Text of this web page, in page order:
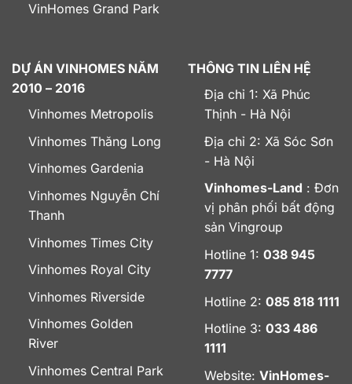
VinHomes Grand Park
DỰ ÁN VINHOMES NĂM
2010 – 2016
Vinhomes Metropolis
Vinhomes Thăng Long
Vinhomes Gardenia
Vinhomes Nguyễn Chí
Thanh
Vinhomes Times City
Vinhomes Royal City
Vinhomes Riverside
Vinhomes Golden
River
Vinhomes Central Park
THÔNG TIN LIÊN HỆ
Địa chỉ 1: Xã Phúc
Thịnh - Hà Nội
Địa chỉ 2: Xã Sóc Sơn
- Hà Nội
Vinhomes-Land : Đơn
vị phân phối bất động
sản Vingroup
Hotline 1: 038 945
7777
Hotline 2: 085 818 1111
Hotline 3: 033 486
1111
Website: VinHomes-